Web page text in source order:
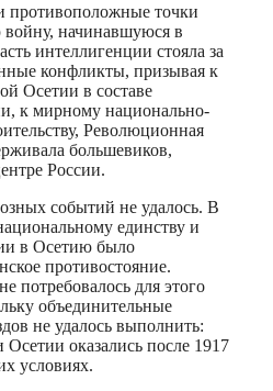
противоположные точки
войну, начинавшуюся в
интеллигенции стояла за
конфликты, призывая к
Осетии в составе
к мирному национально-
Революционная
большевиков,
России.
событий не удалось. В
единству и
в Осетию было
противостояние.
потребовалось для этого
объединительные
не удалось выполнить:
оказались после 1917
условиях.